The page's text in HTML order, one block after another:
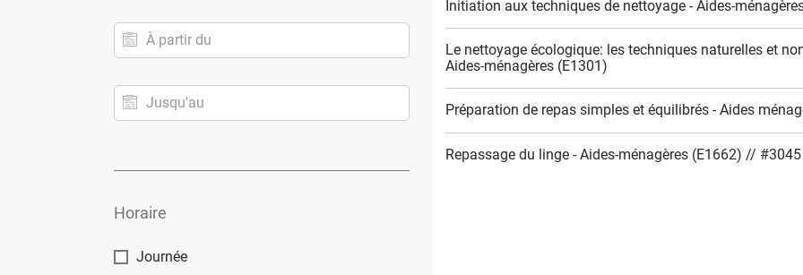
Horaire
Journée
Initiation aux techniques de nettoyage - Aides-
Le nettoyage écologique: les techniques naturelles et
Aides-ménagères (E1301)
Préparation de repas simples et équilibrés - Aides
Repassage du linge - Aides-ménagères (E1662) // #3045